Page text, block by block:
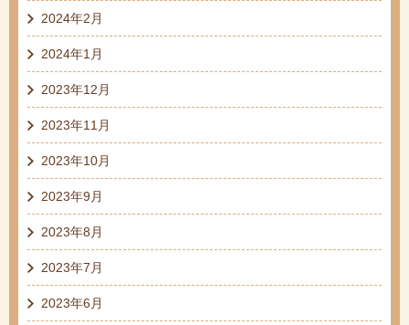
2024年2月
2024年1月
2023年12月
2023年11月
2023年10月
2023年9月
2023年8月
2023年7月
2023年6月